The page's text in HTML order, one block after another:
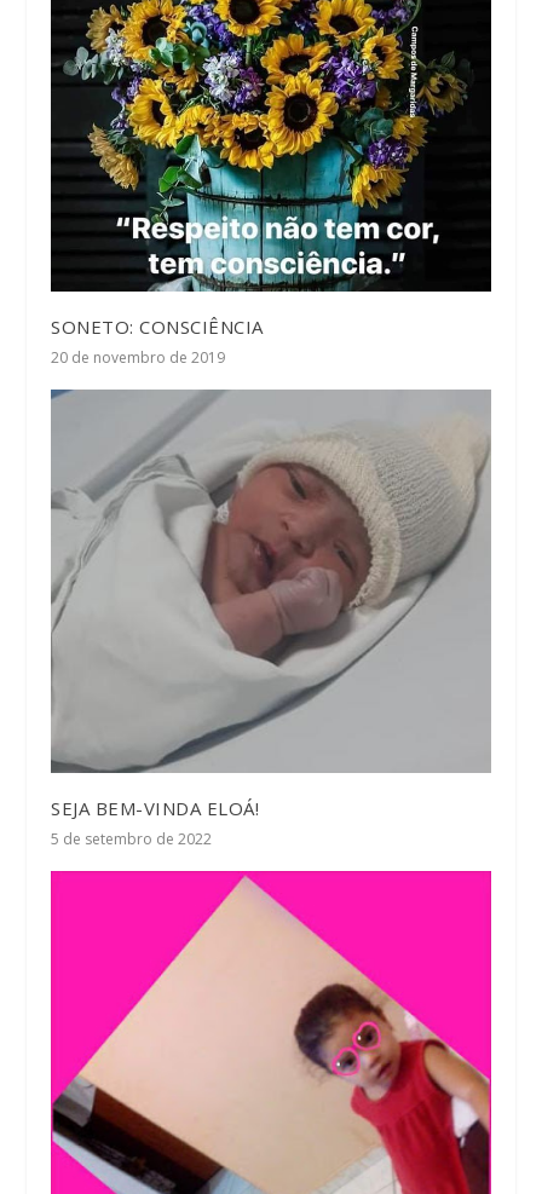
SONETO: CONSCIÊNCIA
20 de novembro de 2019
SEJA BEM-VINDA ELOÁ!
5 de setembro de 2022